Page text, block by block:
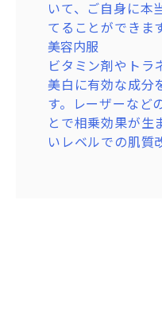
ヒアルロン酸
しわの直下や皮膚
製剤を注入し、物
わを改善します。
しわなど、様々な
ボトックス
筋肉の動きをリラ
製剤を注入し、「
刺激によるコラー
向上します。
眉下切開
眉毛のすぐ下のラ
まぶたの余分な皮
する施術です。お
インを大きく変え
っきりとした目元
効果的です。
いて、ご自身に本
てることができます
美容内服
ビタミン剤やトラ
美白に有効な成分
す。レーザーなど
とで相乗効果が生
いレベルでの肌質